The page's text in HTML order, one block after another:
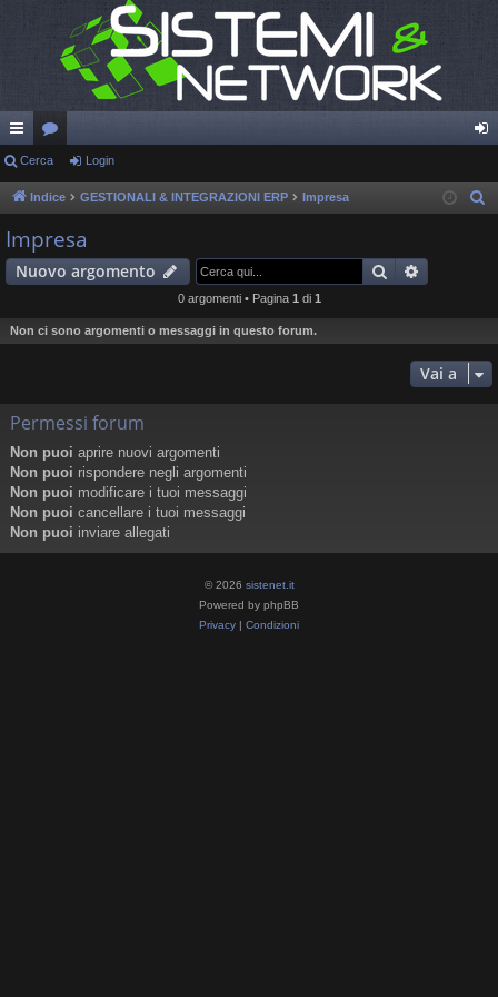
oll
eg
a
m
ti
idi
or
u in
Cerca Login
Indice GESTIONALI & INTEGRAZIONI ERP Impresa
Impresa
Nuovo argomento Cerca
0 argomenti • Pagina 1 di 1
Non ci sono argomenti o messaggi in questo forum.
Vai a
Permessi forum
Non puoi aprire nuovi argomenti
Non puoi rispondere negli argomenti
Non puoi modificare i tuoi messaggi
Non puoi cancellare i tuoi messaggi
Non puoi inviare allegati
© 2026 sistenet.it
Powered by phpBB
Privacy | Condizioni